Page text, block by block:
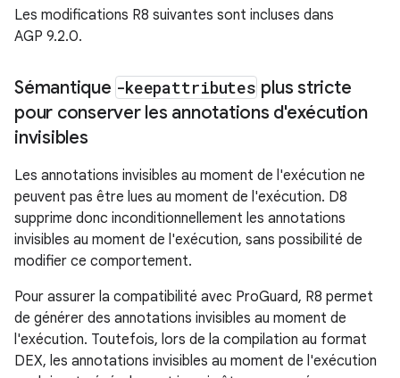
Les modifications R8 suivantes sont incluses dans
AGP 9.2.0.
Sémantique -keepattributes plus stricte
pour conserver les annotations d'exécution
invisibles
Les annotations invisibles au moment de l'exécution ne
peuvent pas être lues au moment de l'exécution. D8
supprime donc inconditionnellement les annotations
invisibles au moment de l'exécution, sans possibilité de
modifier ce comportement.
Pour assurer la compatibilité avec ProGuard, R8 permet
de générer des annotations invisibles au moment de
l'exécution. Toutefois, lors de la compilation au format
DEX, les annotations invisibles au moment de l'exécution